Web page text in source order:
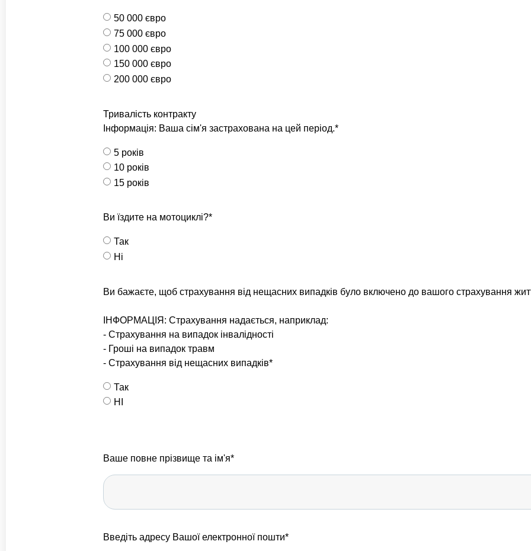
50 000 євро
75 000 євро
100 000 євро
150 000 євро
200 000 євро
Тривалість контракту
Інформація: Ваша сім'я застрахована на цей період.*
5 років
10 років
15 років
Ви їздите на мотоциклі?*
Так
Ні
Ви бажаєте, щоб страхування від нещасних випадків було включено до вашого страхування
ІНФОРМАЦІЯ: Страхування надається, наприклад:
- Страхування на випадок інвалідності
- Гроші на випадок травм
- Страхування від нещасних випадків*
Так
НІ
Ваше повне прізвище та ім'я*
Введіть адресу Вашої електронної пошти*